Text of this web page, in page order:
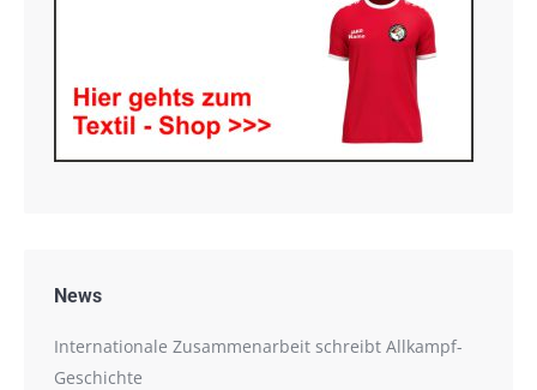
News
Internationale Zusammenarbeit schreibt Allkampf-
Geschichte